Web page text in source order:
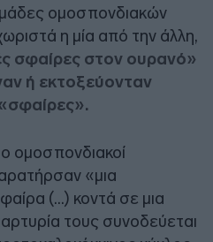
ομοσπονδιακών
η μία από την άλλη,
σφαίρες στον ουρανό»
ή εκτοξεύονταν
ομοσπονδιακοί
«μια
(…) κοντά σε μια
τους συνοδεύεται